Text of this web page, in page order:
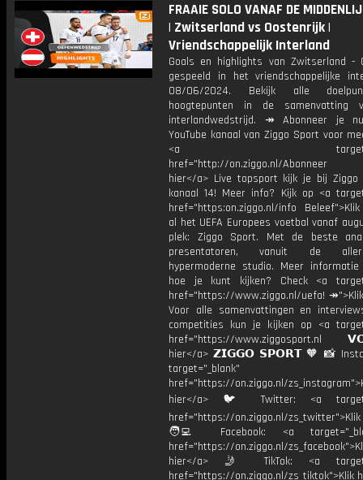
FRAAIE SOLO VANAF DE
| Zwitserland vs Oostenrijk |
Vriendschappelijk Interland
Goals en highlights van Zwitserland -
gespeeld in het vriendschappelijke
08/06/2024. Bekijk alle
hoogtepunten in de samenvatting
interlandwedstrijd. ↠ Abonneer je
YouTube kanaal van Ziggo Sport voor
<a
href="http://on.ziggo.nl/
hier</a> Live topsport kijk je bij
kanaal 14! Meer info? Kijk op <a
href="https:on.ziggo.nl/info
al het UEFA Europees voetbal vanaf
plek: Ziggo Sport. Met de beste
presentatoren, vanuit de
hypermoderne studio. Meer
hoe je kunt kijken? Check <a
href="https://www.ziggo.nl/uefa!
Voor alle samenvattingen en
competities kun je kijken op <a
href="https://www.ziggosport.nl
hier</a> 𝗭𝗜𝗚𝗚𝗢 𝗦𝗣𝗢𝗥𝗧 🧡 📸
target="_blank"
href="https://on.ziggo.nl/
hier</a> 🐦 Twitter: <a
href="https://on.ziggo.nl/
🧑‍💻 Facebook: <a
href="https://on.ziggo.nl/
hier</a> 🤳 TikTok: <a
href="https://on.ziggo.nl/zs_tiktok">Klik